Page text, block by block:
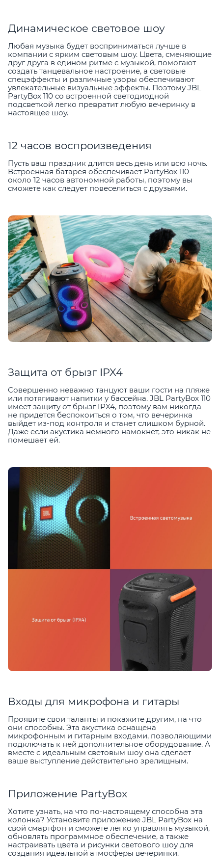
Динамическое световое шоу
Любая музыка будет восприниматься лучше в
компании с ярким световым шоу. Цвета, сменяющие
друг друга в едином ритме с музыкой, помогают
создать танцевальное настроение, а световые
спецэффекты и различные узоры обеспечивают
увлекательные визуальные эффекты. Поэтому JBL
PartyBox 110 со встроенной светодиодной
подсветкой легко превратит любую вечеринку в
настоящее шоу.
12 часов воспроизведения
Пусть ваш праздник длится весь день или всю ночь.
Встроенная батарея обеспечивает PartyBox 110
около 12 часов автономной работы, поэтому вы
сможете как следует повеселиться с друзьями.
Защита от брызг IPX4
Совершенно неважно танцуют ваши гости на пляже
или потягивают напитки у бассейна. JBL PartyBox 110
имеет защиту от брызг IPX4, поэтому вам никогда
не придется беспокоиться о том, что вечеринка
выйдет из-под контроля и станет слишком бурной.
Даже если акустика немного намокнет, это никак не
помешает ей.
Входы для микрофона и гитары
Проявите свои таланты и покажите другим, на что
они способны. Эта акустика оснащена
микрофонным и гитарным входами, позволяющими
подключать к ней дополнительное оборудование. А
вместе с идеальным световым шоу она сделает
ваше выступление действительно зрелищным.
Приложение PartyBox
Хотите узнать, на что по-настоящему способна эта
колонка? Установите приложение JBL PartyBox на
свой смартфон и сможете легко управлять музыкой,
обновлять программное обеспечение, а также
настраивать цвета и рисунки светового шоу для
создания идеальной атмосферы вечеринки.